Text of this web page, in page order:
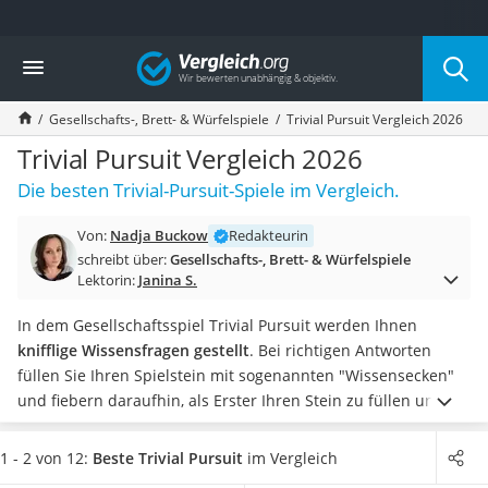
Die beliebtesten Vergleiche nach Kategorie
Freizeit & Sport
Gartentrampolin
Trampolin
Metalldetektor
Eufab-Fahrradträger
Trampolin 366 cm
Aluminium-Koffer
Futterboot
E-Bike-Dreirad
Trekkingschuhe Herren
Reisetasche mit Rollen
Klimmzugstation
Koffer
Nachtsichtgerät
Vergleich
Gesellschafts-, Brett- & Würfelspiele Trivial Pursuit Vergleich 2026
Trivial Pursuit Vergleich 2026
Die besten Trivial-Pursuit-Spiele im Vergleich.
Von: Nadja Buckow
Redakteurin
schreibt über:Gesellschafts-, Brett- & Würfelspiele
Lektorin: Janina S.
In dem Gesellschaftsspiel Trivial Pursuit werden Ihnen
knifflige Wissensfragen gestellt. Bei richtigen Antworten
füllen Sie Ihren Spielstein mit sogenannten "Wissensecken"
und fiebern daraufhin, als Erster Ihren Stein zu füllen und
somit das Spiel zu gewinnen. Laut Online-Tests von Trivial
Pursuit sind die Brettspielemittlerweile in verschiedensten
1 - 2 von 12: Beste Trivial Pursuit im Vergleich